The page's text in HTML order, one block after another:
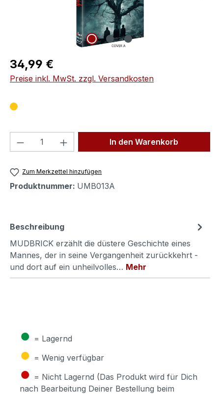
Regulärer Preis:
34,99 €
Preise inkl. MwSt. zzgl. Versandkosten
Produkt Anzahl: Gib denIn den Warenkorb
Zum Merkzettel hinzufügen
Produktnummer: UMB013A
Beschreibung
MUDBRICK erzählt die düstere Geschichte eines
Mannes, der in seine Vergangenheit zurückkehrt -
und dort auf ein unheilvolles… Mehr
● = Lagernd
● = Wenig verfügbar
● = Nicht Lagernd (Das Produkt wird für Dich
nach Bearbeitung Deiner Bestellung beim